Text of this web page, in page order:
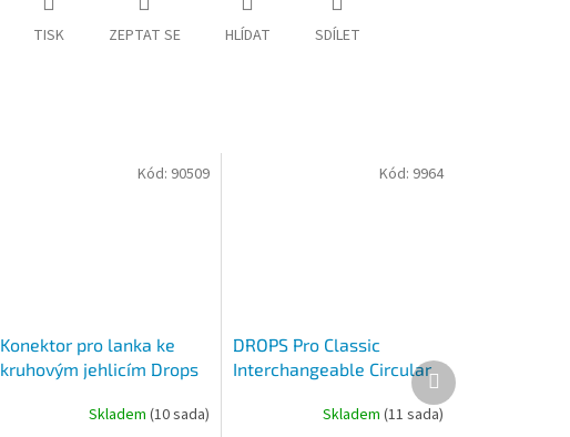
TISK ZEPTAT SE HLÍDAT SDÍLET
Konektor pro lanka ke
kruhovým jehlicím Drops
Skladem(10 sada)
Kód: 90509
DROPS Pro Classic
Interchangeable Circular
Skladem(11 sada)
Kód: 9964
Další
produkt